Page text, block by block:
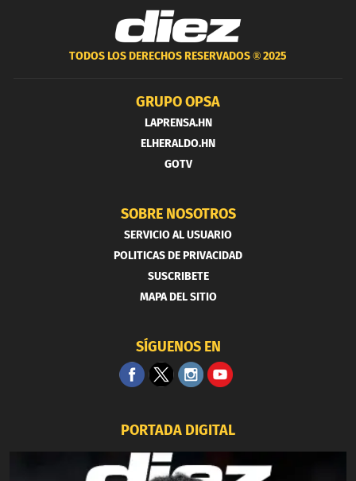
TODOS LOS DERECHOS RESERVADOS ®2025
GRUPO OPSA
LAPRENSA.HN
ELHERALDO.HN
GOTV
SOBRE NOSOTROS
SERVICIO AL USUARIO
POLITICAS DE PRIVACIDAD
SUSCRIBETE
MAPA DEL SITIO
SÍGUENOS EN
PORTADA DIGITAL